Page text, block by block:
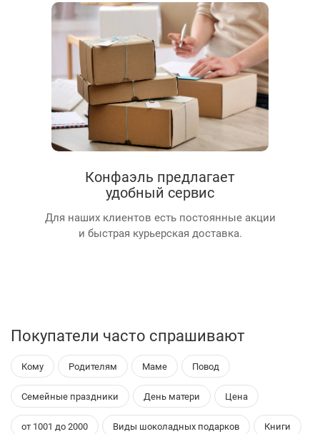
Конфаэль предлагает
удобный сервис
Для наших клиентов есть постоянные акции
и быстрая курьерская доставка.
Покупатели часто спрашивают
Кому Родителям Маме Повод
Семейные праздники День матери Цена
от 1001 до 2000 Виды шоколадных подарков Книги